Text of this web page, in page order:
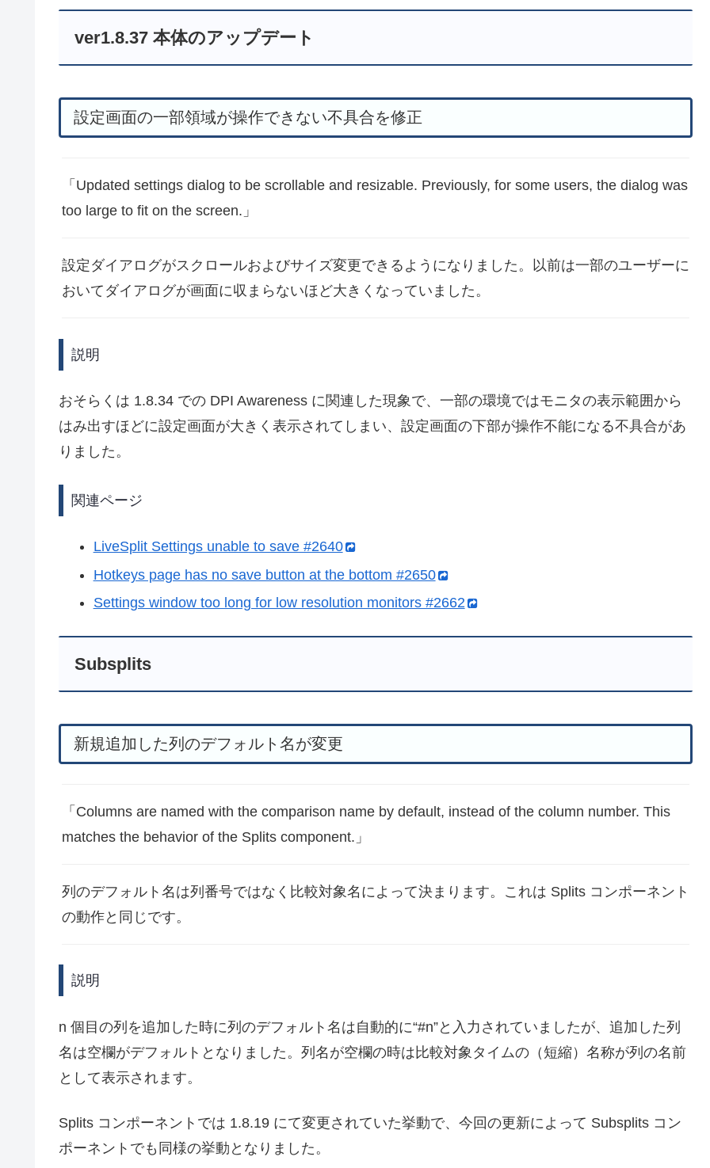
ver1.8.37 本体のアップデート
設定画面の一部領域が操作できない不具合を修正
Updated settings dialog to be scrollable and resizable. Previously, for some users, the dialog was
too large to fit on the screen.
設定ダイアログがスクロールおよびサイズ変更できるようになりました。以前は一部のユーザーに
おいてダイアログが画面に収まらないほど大きくなっていました。
説明
おそらくは 1.8.34 での DPI Awareness に関連した現象で、一部の環境ではモニタの表示範囲から
はみ出すほどに設定画面が大きく表示されてしまい、設定画面の下部が操作不能になる不具合があ
りました。
関連ページ
LiveSplit Settings unable to save #2640
Hotkeys page has no save button at the bottom #2650
Settings window too long for low resolution monitors #2662
Subsplits
新規追加した列のデフォルト名が変更
Columns are named with the comparison name by default, instead of the column number. This
matches the behavior of the Splits component.
列のデフォルト名は列番号ではなく比較対象名によって決まります。これは Splits コンポーネント
の動作と同じです。
説明
n 個目の列を追加した時に列のデフォルト名は自動的に“#n”と入力されていましたが、追加した列
名は空欄がデフォルトとなりました。列名が空欄の時は比較対象タイムの（短縮）名称が列の名前
として表示されます。
Splits コンポーネントでは 1.8.19 にて変更されていた挙動で、今回の更新によって Subsplits コン
ポーネントでも同様の挙動となりました。